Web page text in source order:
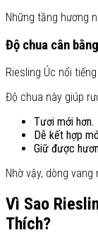
Những tầng hương
Độ chua cân bằng
Riesling Úc nổi
Độ chua này giúp
Tươi mới hơn.
Dễ kết hợp
Giữ được
Nhờ vậy, dòng
Vì Sao
Thích?